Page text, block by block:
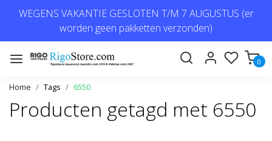
WEGENS VAKANTIE GESLOTEN T/M 7 AUGUSTUS (er
worden geen pakketten verzonden)
0
Home Tags 6550
Producten getagd met 6550